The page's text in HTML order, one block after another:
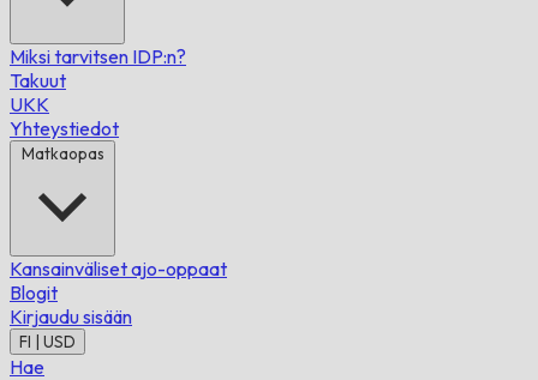
Miksi tarvitsen IDP:n?
Takuut
UKK
Yhteystiedot
Matkaopas
Kansainväliset ajo-oppaat
Blogit
Kirjaudu sisään
FI | USD
Hae